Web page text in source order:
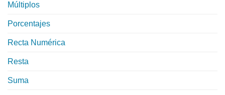
Múltiplos
Porcentajes
Recta Numérica
Resta
Suma